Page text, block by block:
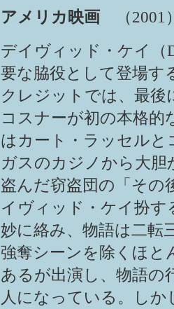
アメリカ映画
（2001
デイヴィッド・ケイ（
要な脇役として登場す
クレジットでは、最後
コスナーが初の本格的
はカート・ラッセル
ガスのカジノから大胆
盗んだ窃盗団の「その
イヴィッド・ケイ扮
妙に絡み、物語は二転
強奪シーンを除くほと
あるが出演し、物語の
人になっている。しか